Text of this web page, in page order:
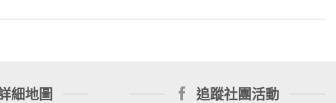
細地圖 追蹤社團活動